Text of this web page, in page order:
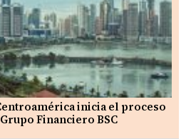
inicia el proceso
Financiero BSC